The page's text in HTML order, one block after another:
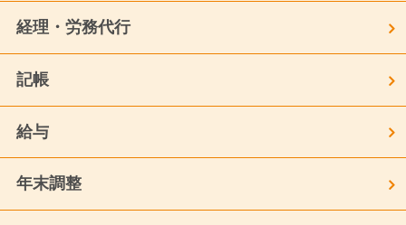
経理・労務代行
記帳
給与
年末調整